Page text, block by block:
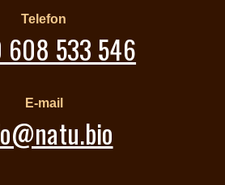
Telefon
608 533 546
E-mail